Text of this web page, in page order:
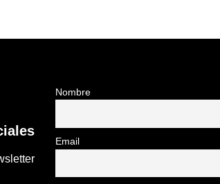
Nombre
Email